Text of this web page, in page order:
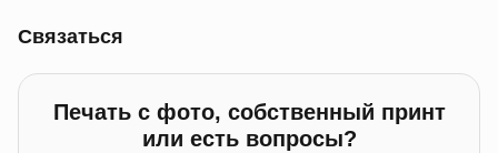
Связаться
Печать с фото, собственный принт
или есть вопросы?